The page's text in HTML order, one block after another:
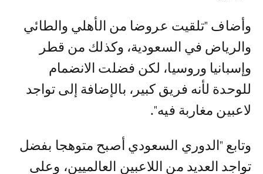
وأضاف "تلقيت عروضا من الأهلي والطائي
والرياض في السعودية، وكذلك من قطر
وإسبانيا وروسيا، لكن فضلت الانضمام
للوحدة لأنه فريق كبير، بالإضافة إلى تواجد
لاعبين مغاربة فيه".
وتابع "الدوري السعودي أصبح متوهجا بفضل
تواجد العديد من اللاعبين العالميين، وعلى